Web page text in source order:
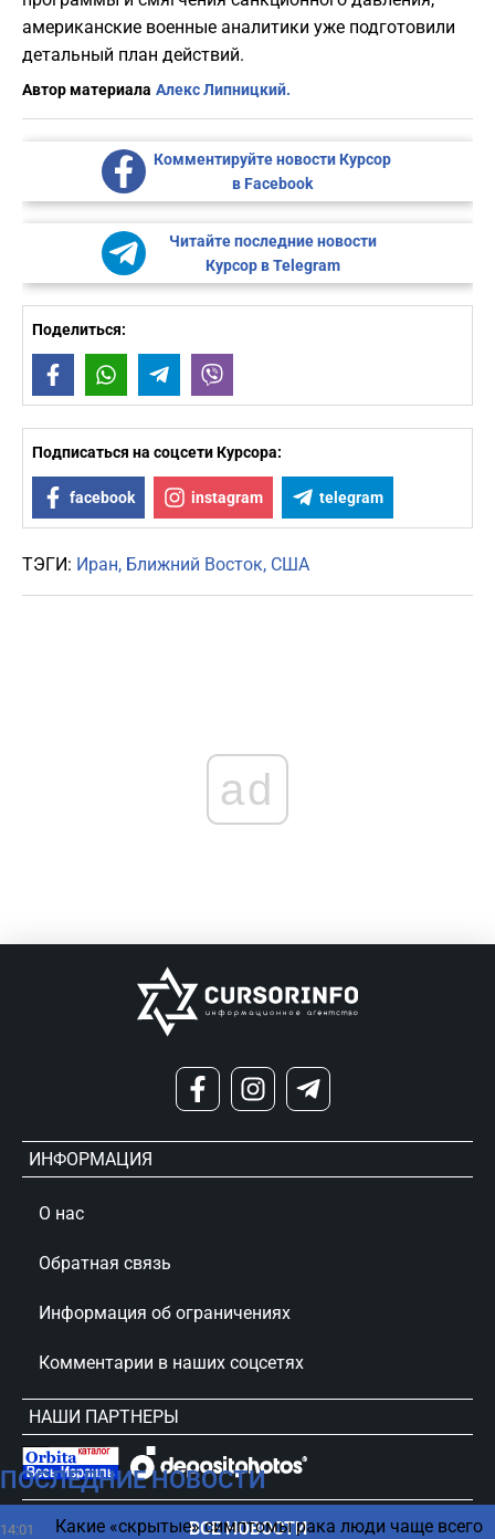
американские военные аналитики уже подготовили
детальный план действий.
Автор материала Алекс Липницкий.
Комментируйте новости Курсор
в Facebook
Читайте последние новости
Курсор в Telegram
Поделиться:
FacebookWhatsAppTelegram
Подписаться на соцсети Курсора:
facebook instagram telegram
ТЭГИ: Иран Ближний Восток США
ПОСЛЕДНИЕ НОВОСТИ
14:01 Какие «скрытые» симптомы рака люди чаще всего
ВСЕ НОВОСТИ
ad
ИНФОРМАЦИЯ
О нас
Обратная связь
Информация об ограничениях
Комментарии в наших соцсетях
НАШИ ПАРТНЕРЫ
сursorinfo.co.il © Все права защищены